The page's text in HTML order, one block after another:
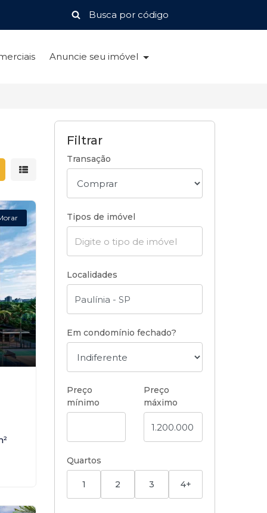
Anuncie seu imóvel
resultados em grade
Mostrar resultados em lista
Filtrar
Transação
Tipos de imóvel
Localidades
Em condomínio fechado?
Preço
mínimo
Preço
máximo
Quartos
1 2 3 4+